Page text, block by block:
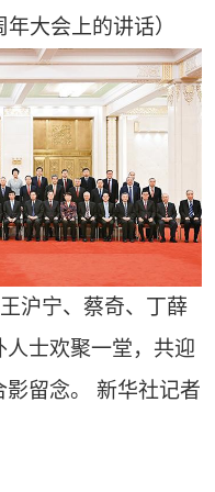
大会上的讲话）
沪宁、蔡奇、丁薛
士欢聚一堂，共迎
留念。 新华社记者